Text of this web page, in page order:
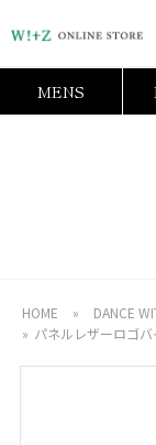
MENS
HOME » DANCE
» パネルレザーロゴバ